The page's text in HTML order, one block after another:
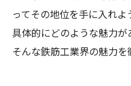
ってその地位を手に入れよ
具体的にどのような魅力が
そんな鉄筋工業界の魅力を